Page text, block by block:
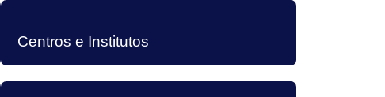
Centros e Institutos